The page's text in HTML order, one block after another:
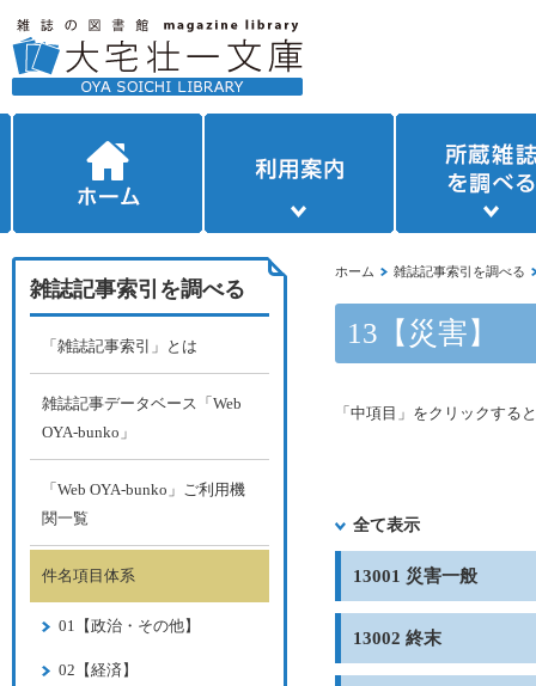
ホーム 雑誌記事索引を調べる
13【災害】
「中項目」をクリックする
全て表示
13001 災害一般
13002 終末
雑誌記事索引を調べる
「雑誌記事索引」とは
雑誌記事データベース「Web
OYA-bunko」
「Web OYA-bunko」ご利用機
関一覧
件名項目体系
01【政治・その他】
02【経済】